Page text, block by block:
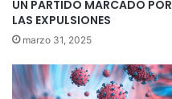
UN PARTIDO MARCADO POR
LAS EXPULSIONES
marzo 31, 2025